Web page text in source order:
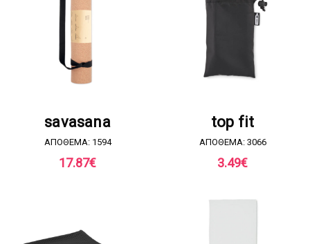
savasana
ΑΠΟΘΕΜΑ: 1594
17.87€
top fit
ΑΠΟΘΕΜΑ: 3066
3.49€